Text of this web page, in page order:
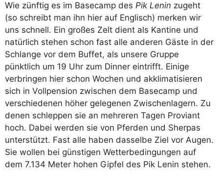
Wie zünftig es im Basecamp des Pik Lenin zugeht
(so schreibt man ihn hier auf Englisch) merken wir
uns schnell. Ein großes Zelt dient als Kantine und
natürlich stehen schon fast alle anderen Gäste in der
Schlange vor dem Buffet, als unsere Gruppe
pünktlich um 19 Uhr zum Dinner eintrifft. Einige
verbringen hier schon Wochen und akklimatisieren
sich in Vollpension zwischen dem Basecamp und
verschiedenen höher gelegenen Zwischenlagern. Zu
denen schleppen sie an mehreren Tagen Proviant
hoch. Dabei werden sie von Pferden und Sherpas
unterstützt. Fast alle haben dasselbe Ziel vor Augen.
Sie wollen bei günstigen Wetterbedingungen auf
dem 7.134 Meter hohen Gipfel des Pik Lenin stehen.